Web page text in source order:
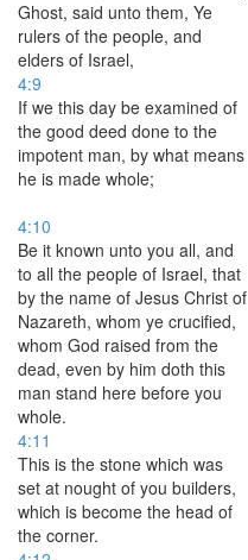
Ghost, said unto them, Ye
rulers of the people, and
elders of Israel,
4:9
If we this day be examined of
the good deed done to the
impotent man, by what means
he is made whole;
4:10
Be it known unto you all, and
to all the people of Israel, that
by the name of Jesus Christ of
Nazareth, whom ye crucified,
whom God raised from the
dead, even by him doth this
man stand here before you
whole.
4:11
This is the stone which was
set at nought of you builders,
which is become the head of
the corner.